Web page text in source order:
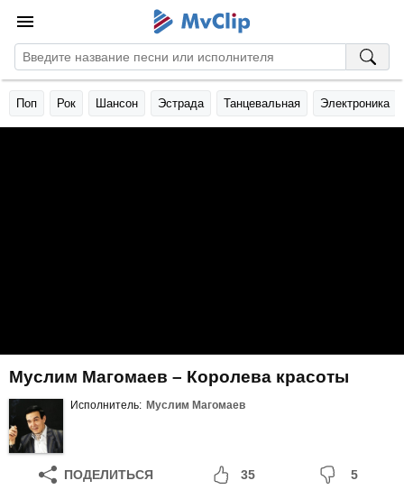
Поп Рок Шансон Эстрада Танцевальная Электроника
Муслим Магомаев – Королева красоты
Исполнитель: Муслим Магомаев
ПОДЕЛИТЬСЯ 35 5